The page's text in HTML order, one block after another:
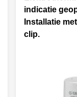
indicatie
Installatie
clip.